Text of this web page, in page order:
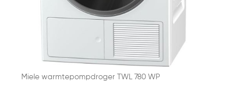
Miele warmtepompdroger TWL 780 WP